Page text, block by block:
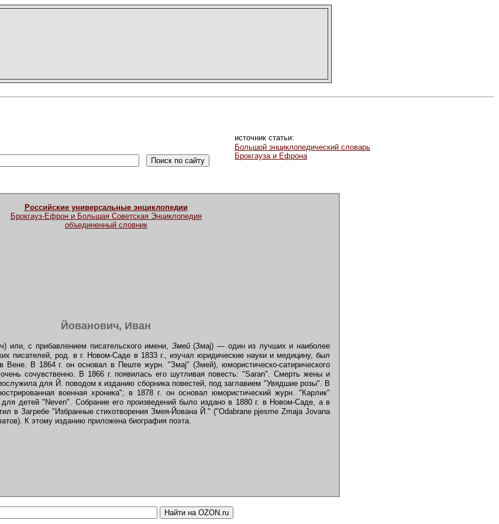
источник статьи:
Большой энциклопедический словарь
Брокгауза и Ефрона
Российские универсальные энциклопедии
Брокгауз-Ефрон и Большая Советская Энциклопедия
объединенный словник
Йованович, Иван
или, с прибавлением писательского имени, Змей(Змаj) — один из лучших и наиболее
писателей, род. в г. Новом-Саде в 1833 г., изучал юридические науки и медицину, был
Вене. В 1864 г. он основал в Пеште журн. "Змаj" (Змей), юмористическо-сатирического
сочувственно. В 1866 г. появилась его шутливая повесть: "Saran". Смерть жены и
для Й. поводом к изданию сборника повестей, под заглавием "Увядшие розы". В
военная хроника"; в 1878 г. он основал юмористический журн. "Карлик"
детей "Neven". Собрание его произведений было издано в 1880 г. в Новом-Саде, а в
в Загребе "Избранные стихотворения Змея-Йована Й." ("Odabrane pjesme Zmaja Jovana
К этому изданию приложена биография поэта.